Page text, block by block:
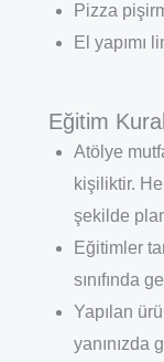
Pizza
El yapımı
Eğitim
Atölye
kişiliktir.
şekilde
Eğitimler
sınıfında
Yapılan
yanınızda